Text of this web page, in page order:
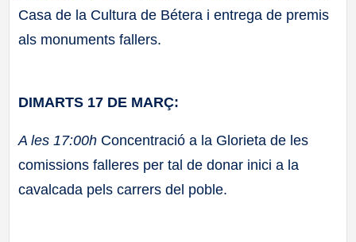
Casa de la Cultura de Bétera i entrega de premis
als monuments fallers.
DIMARTS 17 DE MARÇ:
A les 17:00h Concentració a la Glorieta de les
comissions falleres per tal de donar inici a la
cavalcada pels carrers del poble.